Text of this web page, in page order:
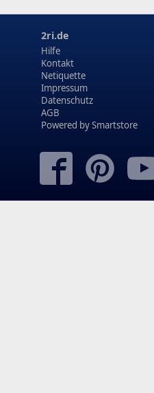
2ri.de
Hilfe
Kontakt
Netiquette
Impressum
Datenschutz
AGB
Powered bySmartstore